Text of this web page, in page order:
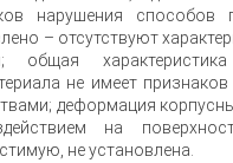
нарушения способов
– отсутствуют
характеристика
не имеет признаков
деформация
на
не установлена.